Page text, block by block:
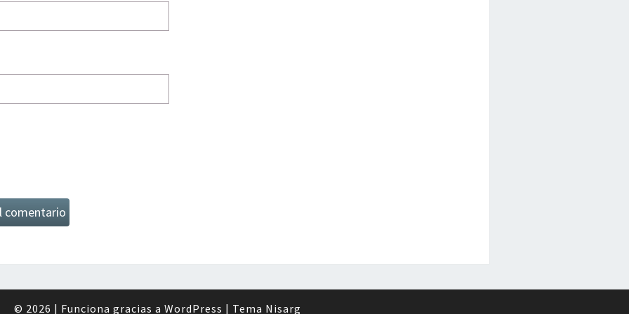
© 2026 | Funciona gracias a WordPress | Tema Nisarg